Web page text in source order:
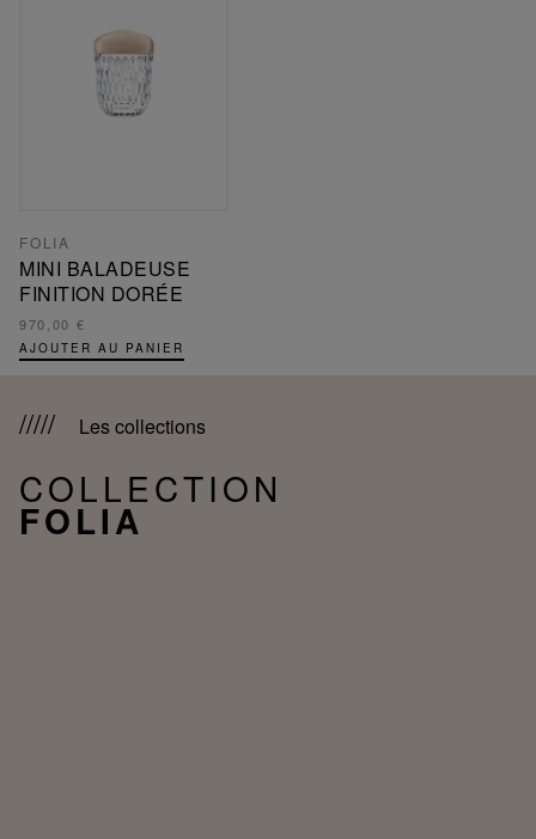
FOLIA
MINI BALADEUSE
FINITION DORÉE
970,00 €
AJOUTER AU PANIER
Les collections
COLLECTION
FOLIA